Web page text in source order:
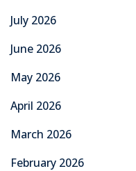
July 2026
June 2026
May 2026
April 2026
March 2026
February 2026